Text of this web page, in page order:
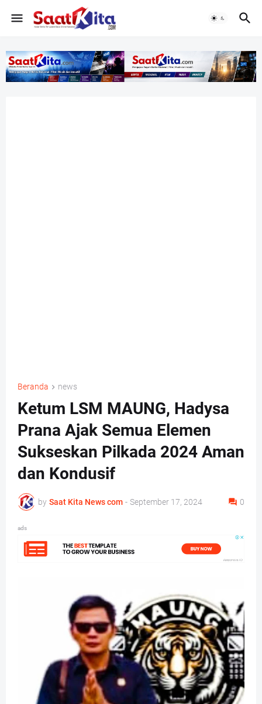
Beranda news
Ketum LSM MAUNG, Hadysa
Prana Ajak Semua Elemen
Sukseskan Pilkada 2024 Aman
dan Kondusif
by Saat Kita News com - September 17, 2024 0
ads